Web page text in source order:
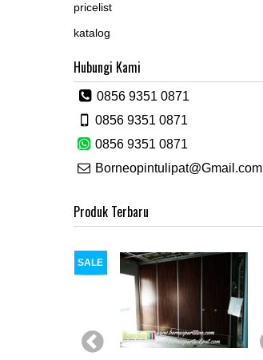
pricelist
katalog
Hubungi Kami
0856 9351 0871
0856 9351 0871
0856 9351 0871
Borneopintulipat@Gmail.com
Produk Terbaru
SALE